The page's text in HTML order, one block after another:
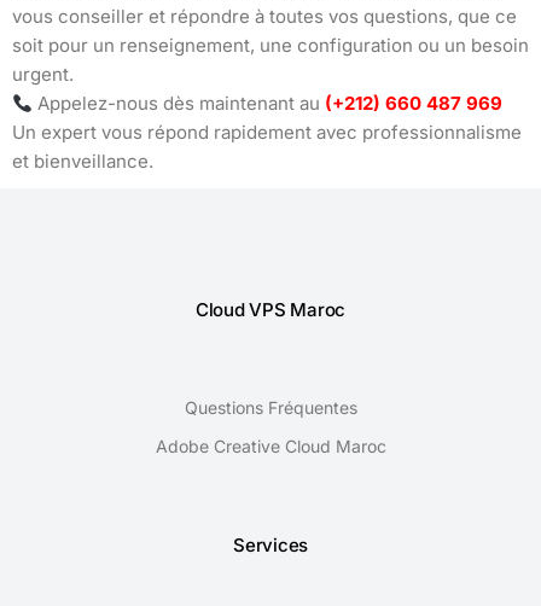
vous conseiller et répondre à toutes vos questions, que ce
soit pour un renseignement, une configuration ou un besoin
urgent.
Appelez-nous dès maintenant au (+212) 660 487 969
Un expert vous répond rapidement avec professionnalisme
et bienveillance.
Cloud VPS Maroc
Questions Fréquentes
Adobe Creative Cloud Maroc
Services